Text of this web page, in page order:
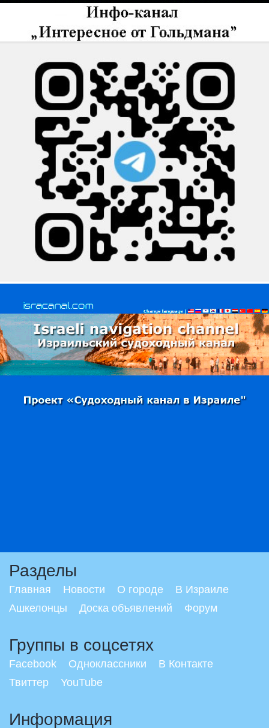
Разделы
Главная Новости О городе
В Израиле
Ашкелонцы
Доска объявлений Форум
Группы в соцсетях
Facebook Одноклассники
В Контакте
Твиттер
YouTube
Информация